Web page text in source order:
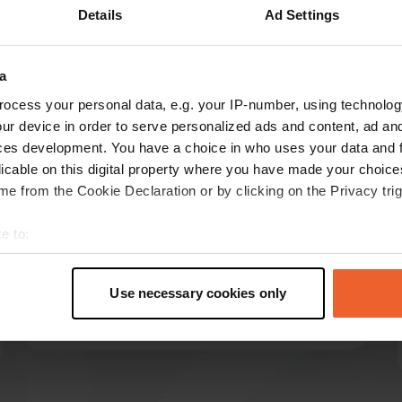
Details Ad Settings
your personal data, e.g. your IP-number, using
device in order to serve personalized ads and content, ad
development. You have a choice in who uses your data and
on this digital property where you have made your
from the Cookie Declaration or by clicking on the Privacy
to:
geographical location which can be accurate to within
personal data is processed and set your preferences in the
content and ads, to provide social media features and to
Use necessary cookies only
avis
Camper2019
juin 2026
livraison de pain, belle piscine. Magnifiques
camping où l'on a envie de revenir.
Traduit par GoogleAfficher l'original